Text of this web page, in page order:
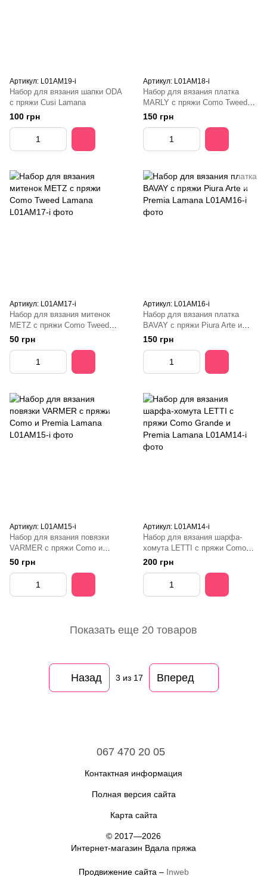
Артикул: L01AM19-i
Набор для вязания шапки ODA
с пряжи Cusi Lamana
100 грн
Артикул: L01AM18-i
Набор для вязания платка
MARLY с пряжи Como Tweed
Lamana
150 грн
Артикул: L01AM17-i
Набор для вязания митенок
METZ с пряжи Como Tweed
Lamana
50 грн
Артикул: L01AM16-i
Набор для вязания платка
BAVAY с пряжи Piura Arte и
Premia Lamana
150 грн
Артикул: L01AM15-i
Набор для вязания повязки
VARMER с пряжи Como и
Premia Lamana
50 грн
Артикул: L01AM14-i
Набор для вязания шарфа-
хомута LETTI с пряжи Como
Grande и Premia Lamana
200 грн
Показать еще 20 товаров
Назад 3 из 17 Вперед
067 470 20 05
Контактная информация
Полная версия сайта
Карта сайта
© 2017—2026
Интернет-магазин Вдала пряжа
Продвижение сайта – Inweb